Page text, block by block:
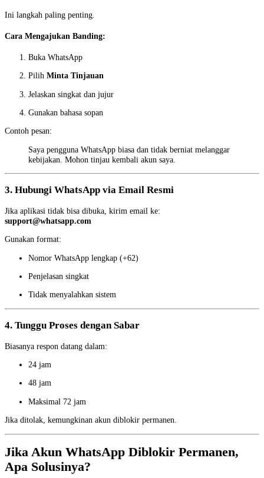
Ini langkah paling penting.
Cara Mengajukan Banding:
Buka WhatsApp
Pilih Minta Tinjauan
Jelaskan singkat dan jujur
Gunakan bahasa sopan
Contoh pesan:
Saya pengguna WhatsApp biasa dan tidak berniat melanggar
kebijakan. Mohon tinjau kembali akun saya.
3. Hubungi WhatsApp via Email Resmi
Jika aplikasi tidak bisa dibuka, kirim email ke:
support@whatsapp.com
Gunakan format:
Nomor WhatsApp lengkap (+62)
Penjelasan singkat
Tidak menyalahkan sistem
4. Tunggu Proses dengan Sabar
Biasanya respon datang dalam:
24 jam
48 jam
Maksimal 72 jam
Jika ditolak, kemungkinan akun diblokir permanen.
Jika Akun WhatsApp Diblokir Permanen,
Apa Solusinya?